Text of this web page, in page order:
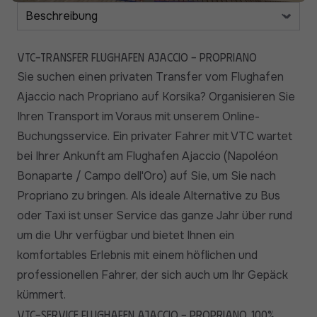
VTC-Transfer Flughafen Ajaccio - Propriano
Sie suchen einen privaten Transfer vom Flughafen
Ajaccio nach Propriano auf Korsika? Organisieren Sie
Ihren Transport im Voraus mit unserem Online-
Buchungsservice. Ein privater Fahrer mit VTC wartet
bei Ihrer Ankunft am Flughafen Ajaccio (Napoléon
Bonaparte / Campo dell'Oro) auf Sie, um Sie nach
Propriano zu bringen. Als ideale Alternative zu Bus
oder Taxi ist unser Service das ganze Jahr über rund
um die Uhr verfügbar und bietet Ihnen ein
komfortables Erlebnis mit einem höflichen und
professionellen Fahrer, der sich auch um Ihr Gepäck
kümmert.